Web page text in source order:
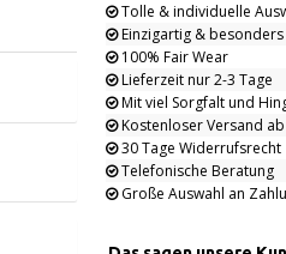
Tolle & individuelle
Einzigartig & besonders
100% Fair Wear
Lieferzeit nur 2-3 Tage
Mit viel Sorgfalt und
Kostenloser Versand
30 Tage Widerrufsrecht
Telefonische Beratung
Große Auswahl an